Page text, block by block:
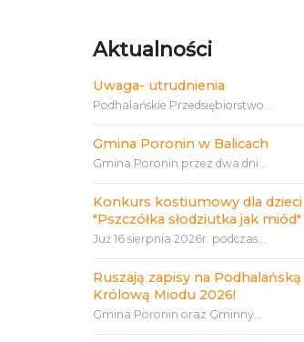
Aktualności
Uwaga- utrudnienia
Podhalańskie Przedsiębiorstwo...
Gmina Poronin w Balicach
Gmina Poronin przez dwa dni...
Konkurs kostiumowy dla dzieci
"Pszczółka słodziutka jak miód"
Już 16 sierpnia 2026r. podczas...
Ruszają zapisy na Podhalańską
Królową Miodu 2026!
Gmina Poronin oraz Gminny...